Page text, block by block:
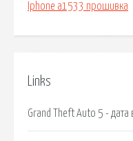
Iphone a1533 прошивка
Links
Grand Theft Auto 5 - дата